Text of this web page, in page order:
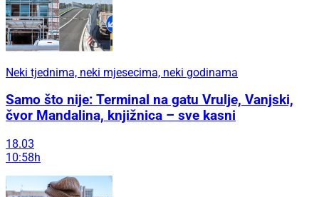
Neki tjednima, neki mjesecima, neki godinama
Samo što nije: Terminal na gatu Vrulje, Vanjski,
čvor Mandalina, knjižnica – sve kasni
18.03
10:58h